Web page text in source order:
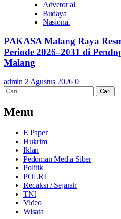
Advetorial
Budaya
Nasional
PAKASA Malang Raya
Periode 2026–2031 di
Malang
admin 2 Agustus 2026 0
Cari
untuk:
Menu
E Paper
Hukrim
Iklan
Pedoman Media Siber
Politik
POLRI
Redaksi / Sejarah
TNI
Video
Wisata